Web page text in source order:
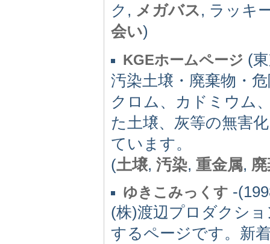
ク, メガバス, ラッキ
会い)
KGEホームページ (
汚染土壌・廃棄物・
クロム、カドミウム
た土壌、灰等の無害
ています。
(土壌, 汚染, 重金属,
ゆきこみっくす -
(株)渡辺プロダクシ
するページです。新